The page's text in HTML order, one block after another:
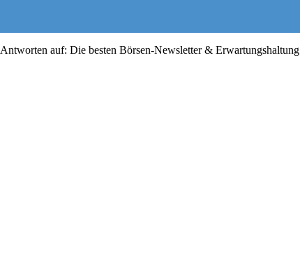
Antworten auf: Die besten Börsen-Newsletter & Erwartungshaltung